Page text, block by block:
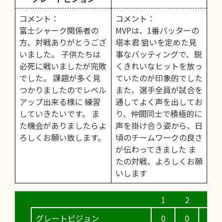
コメント：
富士シャーク関係者の
方、対戦ありがとうござ
いました。 子供たちは
必死に戦いましたが完敗
でした。 課題が多く見
つかりましたのでレベル
アップ出来る様に 練習
していきたいです。 ま
た機会がありましたらよ
ろしくお願い致します。
コメント：
MVPは、1番バッターの
塔本君 狙いを定めた見
事なバッティングで、鋭
くきれいなヒットを放っ
ていたのが印象的でした
また、選手全員が試合を
通してよく声を出してお
り、仲間同士で積極的に
声を掛け合う姿から、日
頃のチームワークの良さ
が伝わってきました ま
たの対戦、よろしくお願
いします
グレートピジョン 0 0